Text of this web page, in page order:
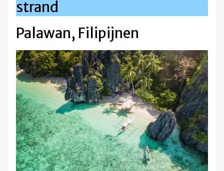
strand
Palawan, Filipijnen